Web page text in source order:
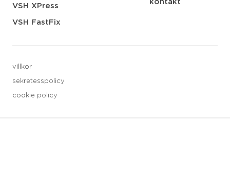
VSH XPress
VSH FastFix
kontakt
villkor
sekretesspolicy
cookie policy